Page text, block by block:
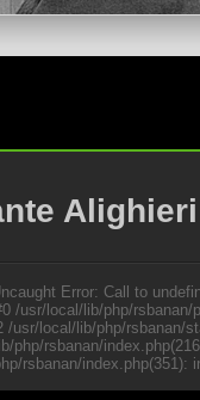
Error: Call to
/usr/local/lib/php/rsbanan/
/usr/local/lib/php/rsbanan/
php/rsbanan/
rsbanan/index.php(351):